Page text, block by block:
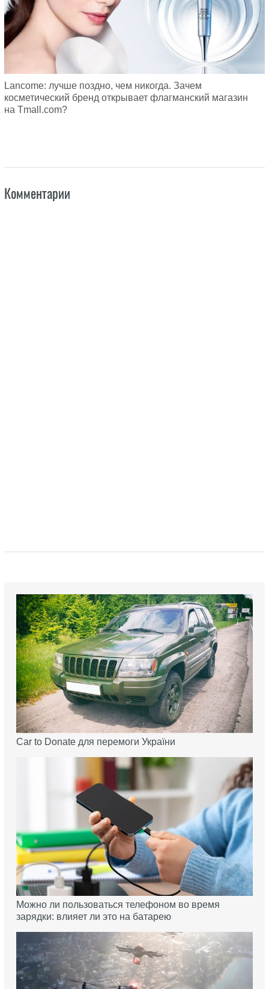
Lancome: лучше поздно, чем никогда. Зачем
косметический бренд открывает флагманский магазин
на Tmall.com?
Комментарии
Car to Donate для перемоги України
Можно ли пользоваться телефоном во время
зарядки: влияет ли это на батарею